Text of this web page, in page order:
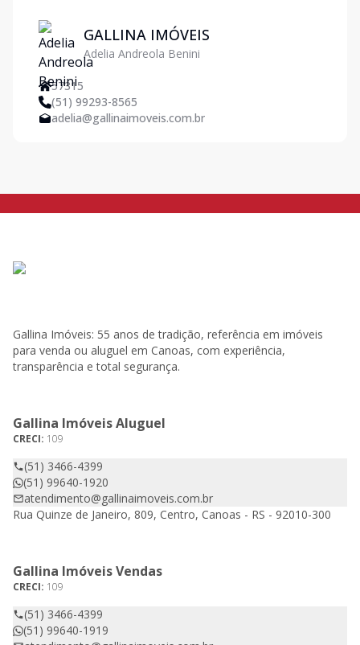
GALLINA IMÓVEIS
Adelia Andreola Benini
57315
(51) 99293-8565
adelia@gallinaimoveis.com.br
Gallina Imóveis: 55 anos de tradição, referência em imóveis
para venda ou aluguel em Canoas, com experiência,
transparência e total segurança.
Gallina Imóveis Aluguel
CRECI: 109
(51) 3466-4399
(51) 99640-1920
atendimento@gallinaimoveis.com.br
Rua Quinze de Janeiro, 809, Centro, Canoas - RS - 92010-300
Gallina Imóveis Vendas
CRECI: 109
(51) 3466-4399
(51) 99640-1919